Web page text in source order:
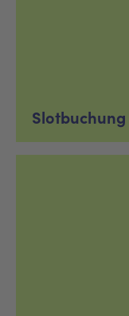
Slotbuchung